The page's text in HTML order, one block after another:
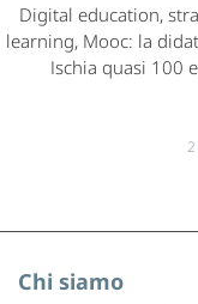
Digital education,
learning, Mooc: la
Ischia quasi 100
Chi siamo